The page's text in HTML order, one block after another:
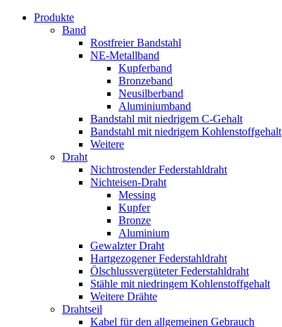
Produkte
Band
Rostfreier Bandstahl
NE-Metallband
Kupferband
Bronzeband
Neusilberband
Aluminiumband
Bandstahl mit niedrigem C-Gehalt
Bandstahl mit niedrigem Kohlenstoffgehalt
Weitere
Draht
Nichtrostender Federstahldraht
Nichteisen-Draht
Messing
Kupfer
Bronze
Aluminium
Gewalzter Draht
Hartgezogener Federstahldraht
Ölschlussvergüteter Federstahldraht
Stähle mit niedringem Kohlenstoffgehalt
Weitere Drähte
Drahtseil
Kabel für den allgemeinen Gebrauch